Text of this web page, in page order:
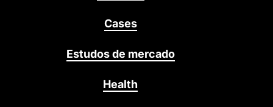
Cases
Estudos de mercado
Health